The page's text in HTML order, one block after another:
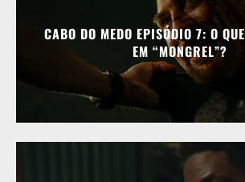
CABO DO MEDO EPISÓDIO 7: O
EM “MONGREL”?